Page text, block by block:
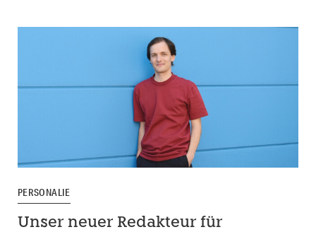
PERSONALIE
Unser neuer Redakteur für